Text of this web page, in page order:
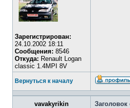
Зарегистрирован:
24.10.2002 18:11
Сообщения: 8546
Откуда: Renault Logan
classic 1.4MPI 8V
Вернуться к началу
vavakyrikin